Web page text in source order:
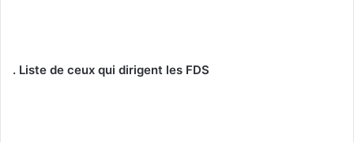
. Liste de ceux qui dirigent les FDS